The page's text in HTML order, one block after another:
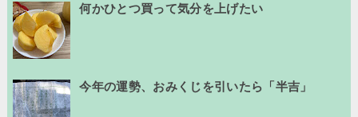
何かひとつ買って気分を上げたい
今年の運勢、おみくじを引いたら「半吉」